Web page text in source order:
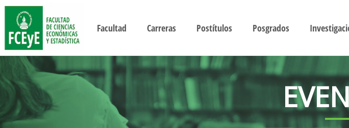
Facultad Carreras Postítulos Posgrados